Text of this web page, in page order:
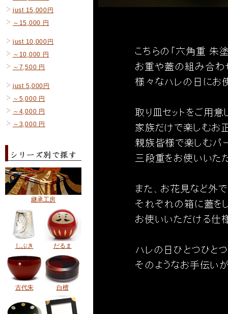
just 15,000円
～15,000 円
just 10,000円
～10,000 円
～7,500 円
just 5,000円
～5,000 円
～4,000 円
～3,000 円
継承工房
しぶき だるま
古代朱 白檀